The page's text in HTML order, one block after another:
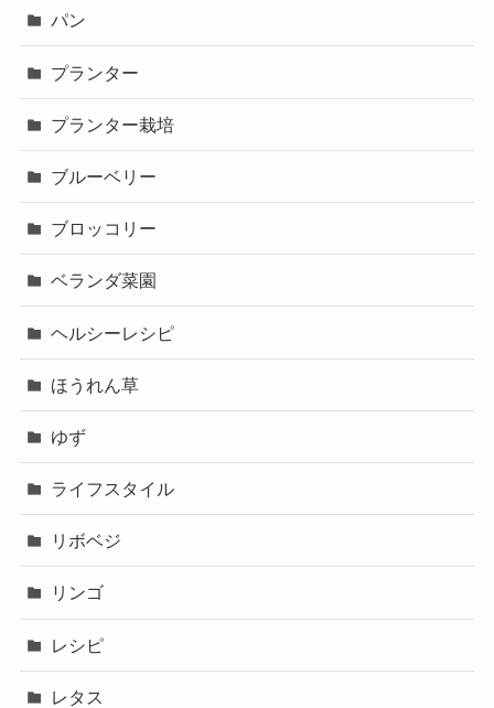
パン
プランター
プランター栽培
ブルーベリー
ブロッコリー
ベランダ菜園
ヘルシーレシピ
ほうれん草
ゆず
ライフスタイル
リボベジ
リンゴ
レシピ
レタス